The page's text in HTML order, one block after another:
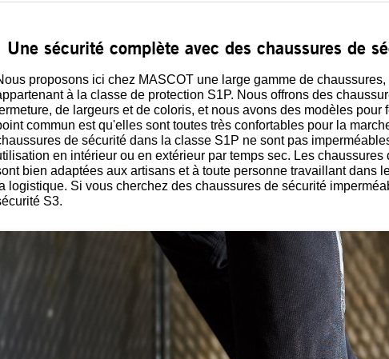
Une sécurité complète avec des chaussures de
proposons ici chez MASCOT une large gamme de
à la classe de protection S1P. Nous offrons des
de largeurs et de coloris, et nous avons des modèles pour
commun est qu'elles sont toutes très confortables pour la
de sécurité dans la classe S1P ne sont pas
en intérieur ou en extérieur par temps sec. Les
bien adaptées aux artisans et à toute personne travaillant dans
logistique. Si vous cherchez des chaussures de sécurité
S3.